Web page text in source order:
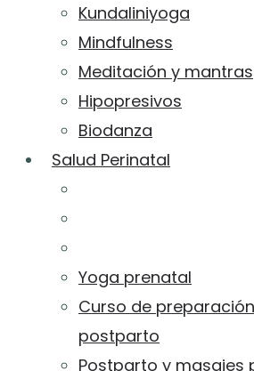
Kundaliniyoga
Mindfulness
Meditación y mantras
Hipopresivos
Biodanza
Salud Perinatal
Yoga prenatal
Curso de
postparto
Postparto y masajes